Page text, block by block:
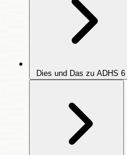
Dies und Das zu ADHS 6